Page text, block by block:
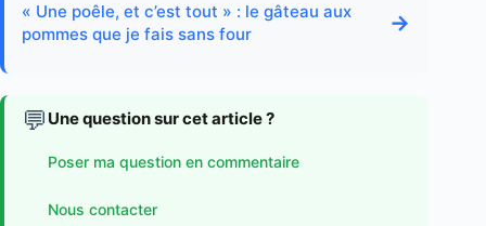
« Une poêle, et c’est tout » : le gâteau aux
pommes que je fais sans four
→
💬 Une question sur cet article ?
Poser ma question en commentaire
Nous contacter